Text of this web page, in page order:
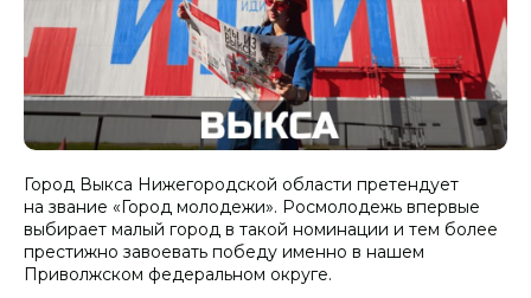
Город Выкса Нижегородской области претендует
на звание «Город молодежи». Росмолодежь впервые
выбирает малый город в такой номинации и тем более
престижно завоевать победу именно в нашем
Приволжском федеральном округе.